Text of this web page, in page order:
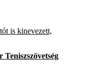
is kinevezett,
Teniszszövetség